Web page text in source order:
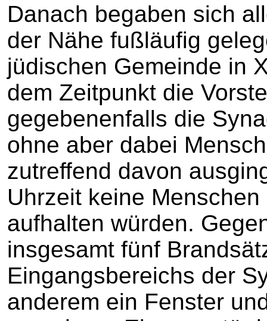
Danach begaben sich
der Nähe fußläufig
jüdischen Gemeinde in
dem Zeitpunkt die
gegebenenfalls die
ohne aber dabei
zutreffend davon
Uhrzeit keine
aufhalten würden.
insgesamt fünf
Eingangsbereichs der
anderem ein Fenster